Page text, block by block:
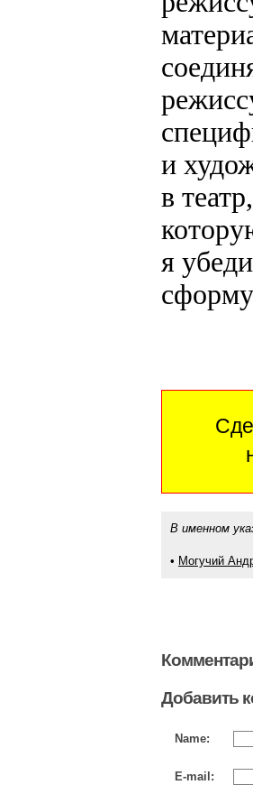
и
в
я
В именном
• Могучий
Добавить
Name:
E-mail: